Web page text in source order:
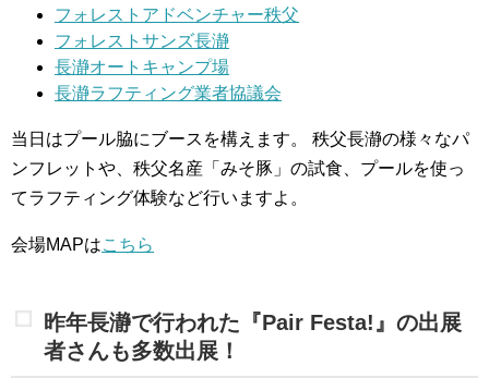
フォレストアドベンチャー秩父
フォレストサンズ長瀞
長瀞オートキャンプ場
長瀞ラフティング業者協議会
当日はプール脇にブースを構えます。
秩父長瀞の様々なパ
ンフレットや、秩父名産「みそ豚」の試食、プールを使っ
てラフティング体験など行いますよ。
会場MAPはこちら
昨年長瀞で行われた『Pair Festa!』の出展
者さんも多数出展！